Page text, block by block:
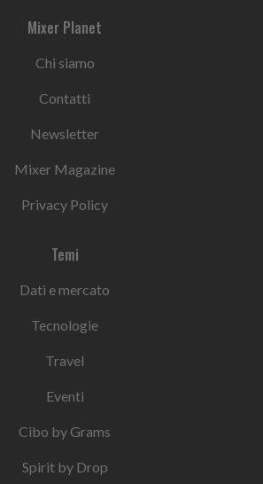
Mixer Planet
Chi siamo
Contatti
Newsletter
Mixer Magazine
Privacy Policy
Temi
Dati e mercato
Tecnologie
Travel
Eventi
Cibo by Grams
Spirit by Drop